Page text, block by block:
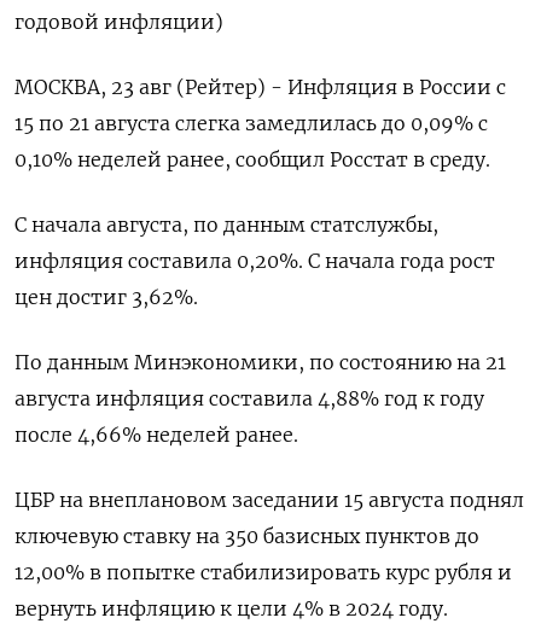
годовой инфляции)
МОСКВА, 23 авг (Рейтер) - Инфляция в России с
15 по 21 августа слегка замедлилась до 0,09% с
0,10% неделей ранее, сообщил Росстат в среду.
С начала августа, по данным статслужбы,
инфляция составила 0,20%. С начала года рост
цен достиг 3,62%.
По данным Минэкономики, по состоянию на 21
августа инфляция составила 4,88% год к году
после 4,66% неделей ранее.
ЦБР на внеплановом заседании 15 августа поднял
ключевую ставку на 350 базисных пунктов до
12,00% в попытке стабилизировать курс рубля и
вернуть инфляцию к цели 4% в 2024 году.